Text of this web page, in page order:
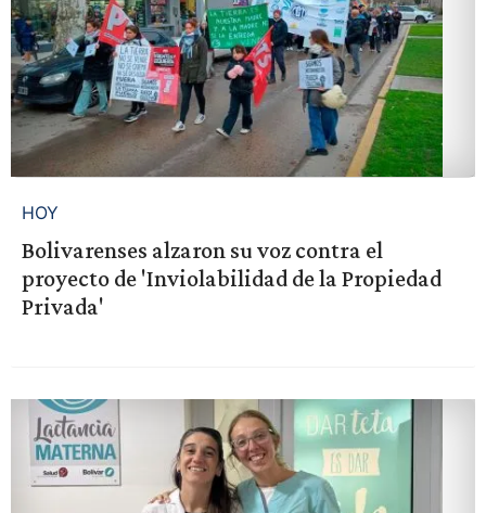
HOY
Bolivarenses alzaron su voz contra el
proyecto de 'Inviolabilidad de la Propiedad
Privada'